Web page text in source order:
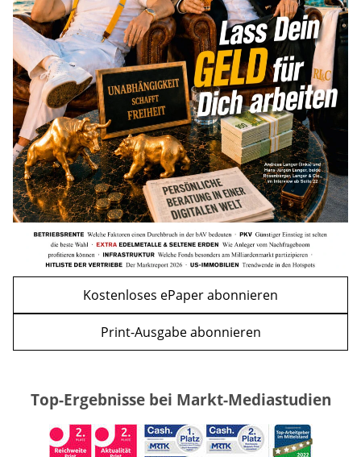
WEITERE ARTIKEL
zurückweiter
Mütterrente III Tabelle: So viel Renten-
Nachzahlung ist pro Kind möglich
mehr
Kostenloses ePaper abonnieren
Print-Ausgabe abonnieren
Top-Ergebnisse bei Markt-Mediastudien